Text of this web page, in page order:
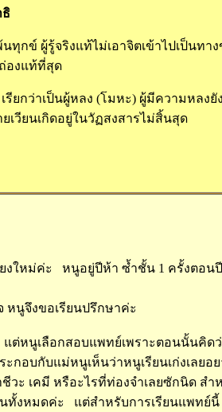
ธิ
กข์ ผู้รู้จริงแท้ไม่เอาจิตเข้าไปเป็นทา
องแท้ที่สุด
ยกว่าเป็นผู้หลง (โมหะ) ผู้มีความหลงยั
เวียนเกิดอยู่ในวัฏสงสารไม่สิ้นสุด
งใหม่ค่ะ หนูอยู่ปีห้า ซ้ำชั้น 1 ครั้งตอน
หนูจึงขอเรียนปรึกษาค่ะ
ต่หนูเลือกสอบแพทย์เพราะตอนนั้นคิด
อบกับแม่หนูเห็นว่าหนูเรียนเก่งเลยอย
ะ เคมี หรือะไรที่ท่องจำเลยซักนิด สำ
นทั้งหมดค่ะ แต่สำหรับการเรียนแพทย์